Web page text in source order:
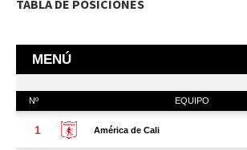
TABLA DE POSICIONES